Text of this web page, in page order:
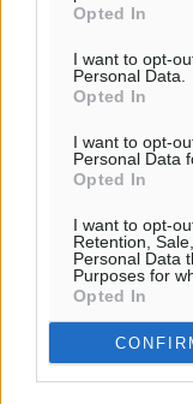
Opted In
I want to opt-
Personal Data.
Opted In
I want to opt-
Personal Data
Opted In
I want to opt-
Retention,
Personal Data
Purposes for
Opted In
Καιρός:
μελτέμια έως 9
Τοπικές Ειδήσεις
Τα φοιτητικά
Ειδήσεις• πριν 2
Δύο νέοι
Δυνάμεις στη
Τοπικές Ειδήσεις